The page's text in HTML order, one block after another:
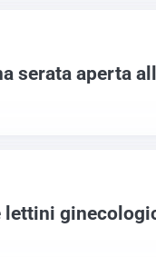
serata aperta
lettini